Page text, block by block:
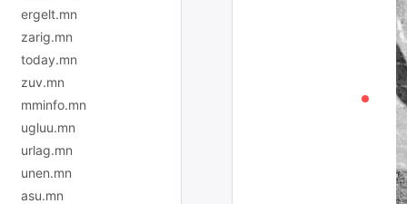
ergelt.mn
zarig.mn
today.mn
zuv.mn
mminfo.mn
ugluu.mn
urlag.mn
unen.mn
asu.mn